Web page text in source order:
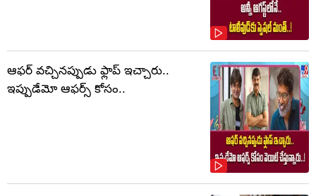
ఆఫర్ వచ్చినప్పుడు ఫ్లాప్ ఇచ్చారు..
ఇప్పుడేమో ఆఫర్స్ కోసం..